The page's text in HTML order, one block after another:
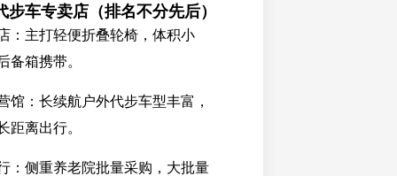
车专卖店（排名不分先后）
：主打轻便折叠轮椅，体积小
备箱携带。
馆：长续航户外代步车型丰富，
距离出行。
：侧重养老院批量采购，大批量